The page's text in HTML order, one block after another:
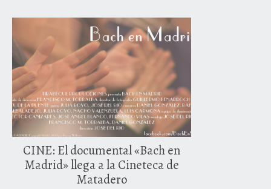
CINE: El documental «Bach en
Madrid» llega a la Cineteca de
Matadero